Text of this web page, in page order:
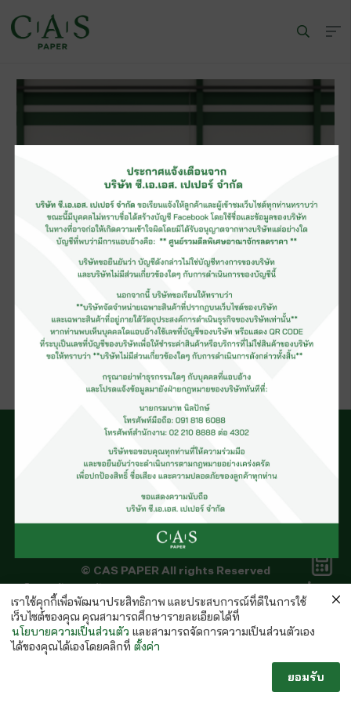
© CAS PAPER All rights Reserved
พนักงานบริษัท
คำนวณ
กระดาษ
เราใช้คุกกี้เพื่อพัฒนาประสิทธิภาพ และประสบการณ์ที่ดีในการใช้
เว็บไซต์ของคุณ คุณสามารถศึกษารายละเอียดได้ที่
นโยบายความเป็นส่วนตัว และสามารถจัดการความเป็นส่วนตัวเอง
ได้ของคุณได้เองโดยคลิกที่ ตั้งค่า
ยอมรับ